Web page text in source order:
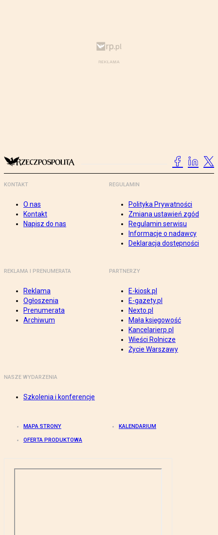
KONTAKT
O nas
Kontakt
Napisz do nas
REGULAMIN
Polityka Prywatności
Zmiana ustawień zgód
Regulamin serwisu
Informacje o nadawcy
Deklaracja dostępności
REKLAMA I PRENUMERATA
Reklama
Ogłoszenia
Prenumerata
Archiwum
PARTNERZY
E-kiosk.pl
E-gazety.pl
Nexto.pl
Mała księgowość
Kancelarierp.pl
Wieści Rolnicze
Życie Warszawy
NASZE WYDARZENIA
Szkolenia i konferencje
MAPA STRONY KALENDARIUM
OFERTA PRODUKTOWA